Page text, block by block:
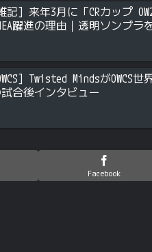
記] 来年3月に「CRカップ
躍進の理由｜透明ソンブ
Twisted MindsがOWCS
合後インタビュー
Facebook